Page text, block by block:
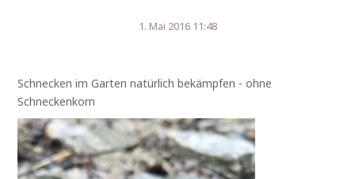
1. Mai 2016 11:48
Schnecken im Garten natürlich bekämpfen - ohne
Schneckenkorn